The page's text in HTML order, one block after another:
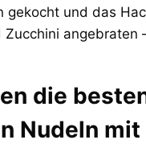
gekocht und das
angebraten
die
Nudeln mit